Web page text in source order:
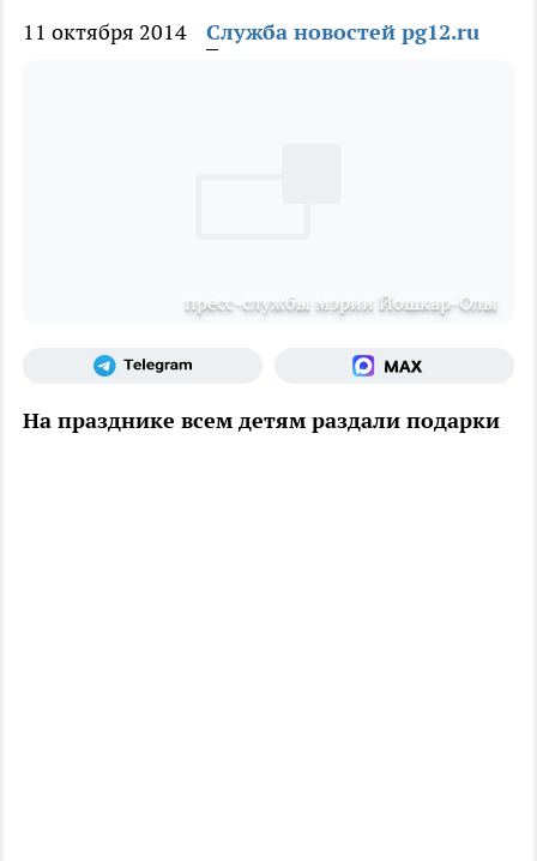
11 октября 2014 Служба новостей pg12.ru
пресс-службы мэрии Йошкар-Олы
На празднике всем детям раздали подарки